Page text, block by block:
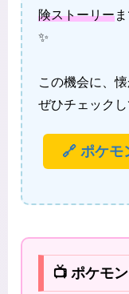
険ストーリー
✨
この機会に、
ぜひチェック
🔗 ポケモ
📺 ポケモ